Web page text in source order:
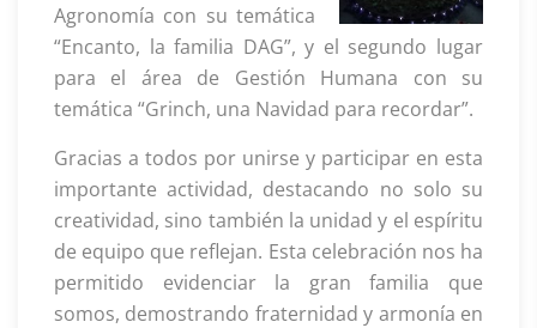
Agronomía con su temática
“Encanto, la familia DAG”, y el segundo lugar
para el área de Gestión Humana con su
temática “Grinch, una Navidad para recordar”.
Gracias a todos por unirse y participar en esta
importante actividad, destacando no solo su
creatividad, sino también la unidad y el espíritu
de equipo que reflejan. Esta celebración nos ha
permitido evidenciar la gran familia que
somos, demostrando fraternidad y armonía en